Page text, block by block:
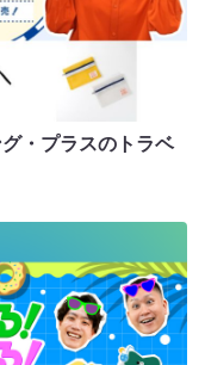
・プラスのトラベ